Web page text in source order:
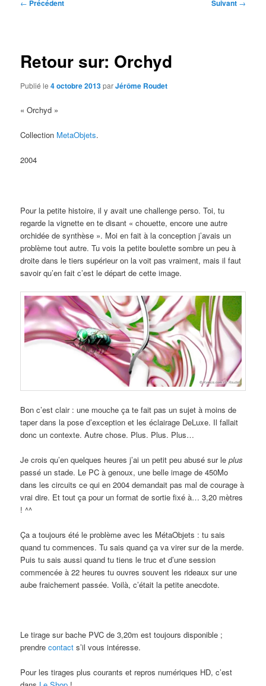
← Précédent Suivant →
Retour sur: Orchyd
Publié le4 octobre 2013parJérôme Roudet
« Orchyd »
Collection MetaObjets.
2004
Pour la petite histoire, il y avait une challenge perso. Toi, tu
regarde la vignette en te disant « chouette, encore une autre
orchidée de synthèse ». Moi en fait à la conception j’avais un
problème tout autre. Tu vois la petite boulette sombre un peu à
droite dans le tiers supérieur on la voit pas vraiment, mais il faut
savoir qu’en fait c’est le départ de cette image.
Bon c’est clair : une mouche ça te fait pas un sujet à moins de
taper dans la pose d’exception et les éclairage DeLuxe. Il fallait
donc un contexte. Autre chose. Plus. Plus. Plus…
Je crois qu’en quelques heures j’ai un petit peu abusé sur leplus
passé un stade. Le PC à genoux, une belle image de 450Mo
dans les circuits ce qui en 2004 demandait pas mal de courage à
vrai dire. Et tout ça pour un format de sortie fixé à… 3,20 mètres
! ^^
Ça a toujours été le problème avec les MétaObjets : tu sais
quand tu commences. Tu sais quand ça va virer sur de la merde.
Puis tu sais aussi quand tu tiens le truc et d’une session
commencée à 22 heures tu ouvres souvent les rideaux sur une
aube fraichement passée. Voilà, c’était la petite anecdote.
Le tirage sur bache PVC de 3,20m est toujours disponible ;
prendrecontact s’il vous intéresse.
Pour les tirages plus courants et repros numériques HD, c’est